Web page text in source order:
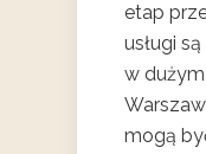
etap
usługi
w
mogą